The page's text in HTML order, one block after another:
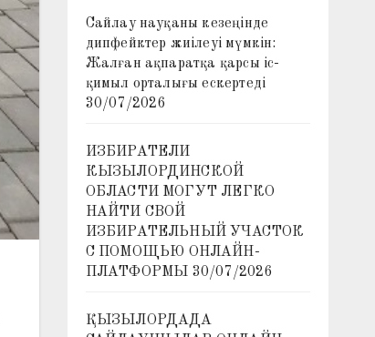
Сайлау науқаны кезеңінде
дипфейктер жиілеуі мүмкін:
Жалған ақпаратқа қарсы іс-
қимыл орталығы ескертеді
30/07/2026
ИЗБИРАТЕЛИ
КЫЗЫЛОРДИНСКОЙ
ОБЛАСТИ МОГУТ ЛЕГКО
НАЙТИ СВОЙ
ИЗБИРАТЕЛЬНЫЙ УЧАСТОК
С ПОМОЩЬЮ ОНЛАЙН-
ПЛАТФОРМЫ 30/07/2026
ҚЫЗЫЛОРДАДА